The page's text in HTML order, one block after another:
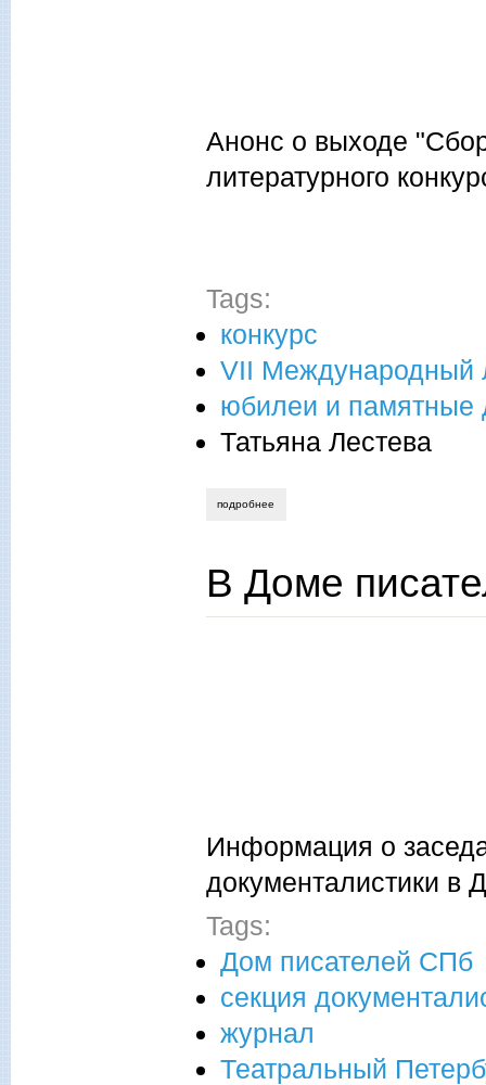
Анонс о выходе
литературного
Tags:
конкурс
VII Международный
юбилеи и памятные
Татьяна Лестева
подробнее
В Доме
Информация о
документалистики в
Tags:
Дом писателей СПб
секция
журнал
Театральный